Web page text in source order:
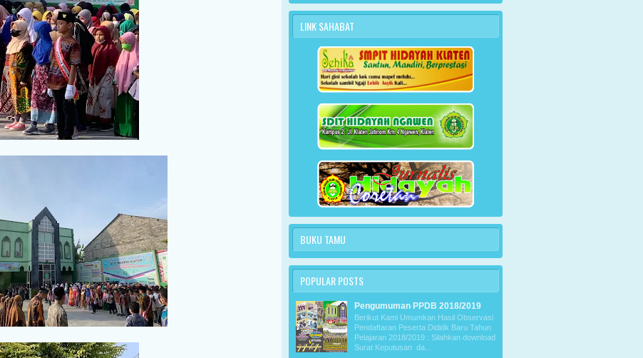
LINK SAHABAT
BUKU TAMU
POPULAR POSTS
Pengumuman PPDB 2018/2019
Berikut Kami Umumkan Hasil Observasi
Pendaftaran Peserta Dididk Baru Tahun
Pelajaran 2018/2019 : Silahkan download
Surat Keputusan da...